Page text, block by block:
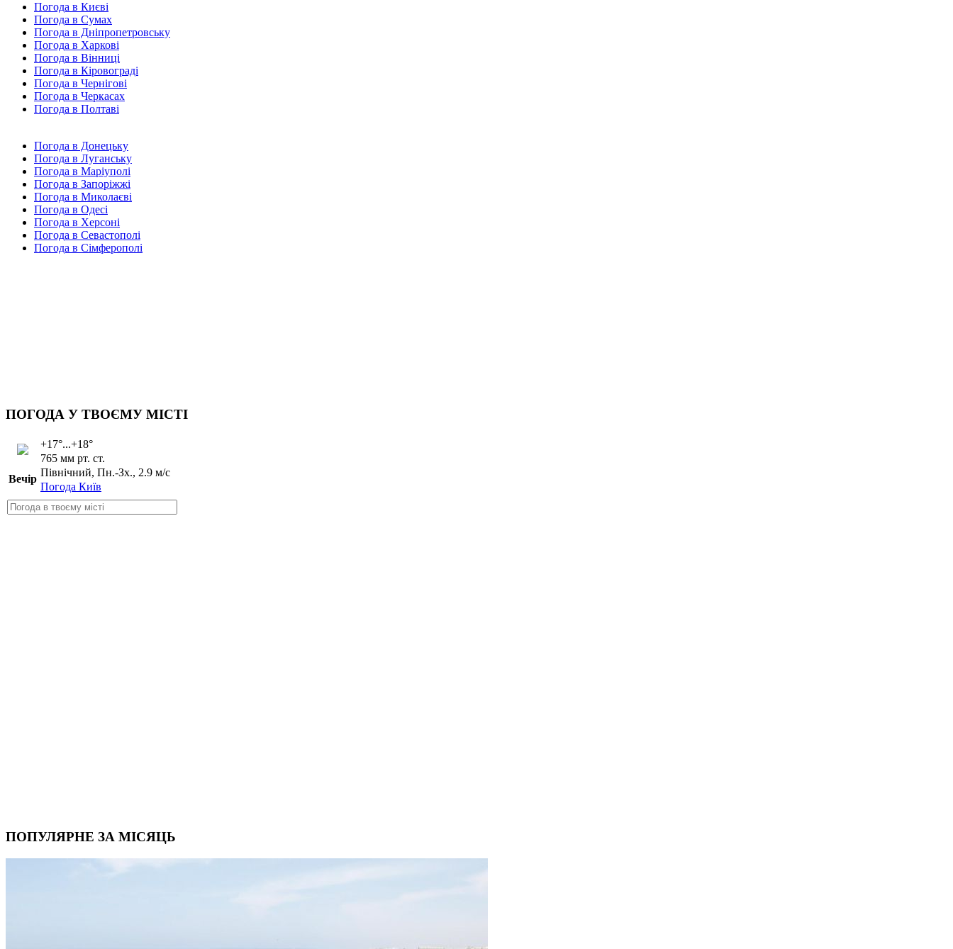
Погода в Києві
Погода в Сумах
Погода в Дніпропетровську
Погода в Харкові
Погода в Вінниці
Погода в Кіровограді
Погода в Чернігові
Погода в Черкасах
Погода в Полтаві
Погода в Донецьку
Погода в Луганську
Погода в Маріуполі
Погода в Запоріжжі
Погода в Миколаєві
Погода в Одесі
Погода в Херсоні
Погода в Севастополі
Погода в Сімферополі
ПОГОДА У ТВОЄМУ МІСТІ
+17°...+18°
765 мм рт. ст.
Північний, Пн.-Зх., 2.9 м/с
Погода Київ
Вечір
ПОПУЛЯРНЕ ЗА МІСЯЦЬ